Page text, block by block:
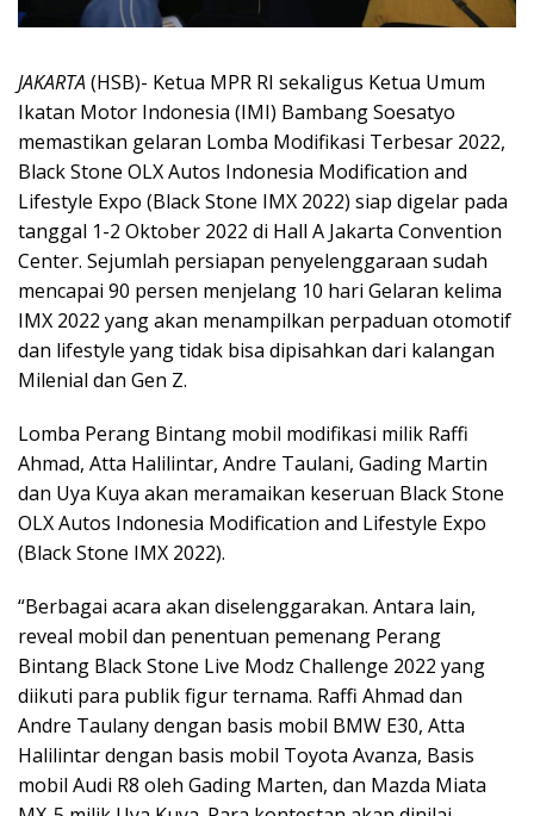
JAKARTA(HSB)- Ketua MPR RI sekaligus Ketua Umum
Ikatan Motor Indonesia (IMI) Bambang Soesatyo
memastikan gelaran Lomba Modifikasi Terbesar 2022,
Black Stone OLX Autos Indonesia Modification and
Lifestyle Expo (Black Stone IMX 2022) siap digelar pada
tanggal 1-2 Oktober 2022 di Hall A Jakarta Convention
Center. Sejumlah persiapan penyelenggaraan sudah
mencapai 90 persen menjelang 10 hari Gelaran kelima
IMX 2022 yang akan menampilkan perpaduan otomotif
dan lifestyle yang tidak bisa dipisahkan dari kalangan
Milenial dan Gen Z.
Lomba Perang Bintang mobil modifikasi milik Raffi
Ahmad, Atta Halilintar, Andre Taulani, Gading Martin
dan Uya Kuya akan meramaikan keseruan Black Stone
OLX Autos Indonesia Modification and Lifestyle Expo
(Black Stone IMX 2022).
“Berbagai acara akan diselenggarakan. Antara lain,
reveal mobil dan penentuan pemenang Perang
Bintang Black Stone Live Modz Challenge 2022 yang
diikuti para publik figur ternama. Raffi Ahmad dan
Andre Taulany dengan basis mobil BMW E30, Atta
Halilintar dengan basis mobil Toyota Avanza, Basis
mobil Audi R8 oleh Gading Marten, dan Mazda Miata